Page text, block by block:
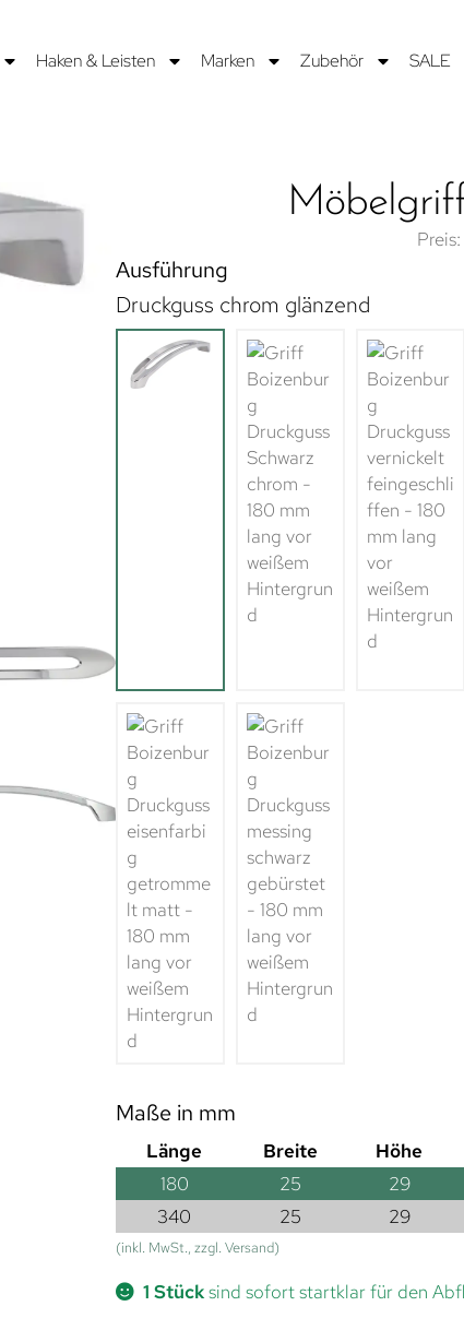
Haken & Leisten Marken Zubehör SALE
Ausführung
Druckguss chrom glänzend
Maße in mm
Länge Breite Höhe
180
25 29
340
25 29
(inkl. MwSt., zzgl. Versand)
1 Stücksind sofort startklar für den